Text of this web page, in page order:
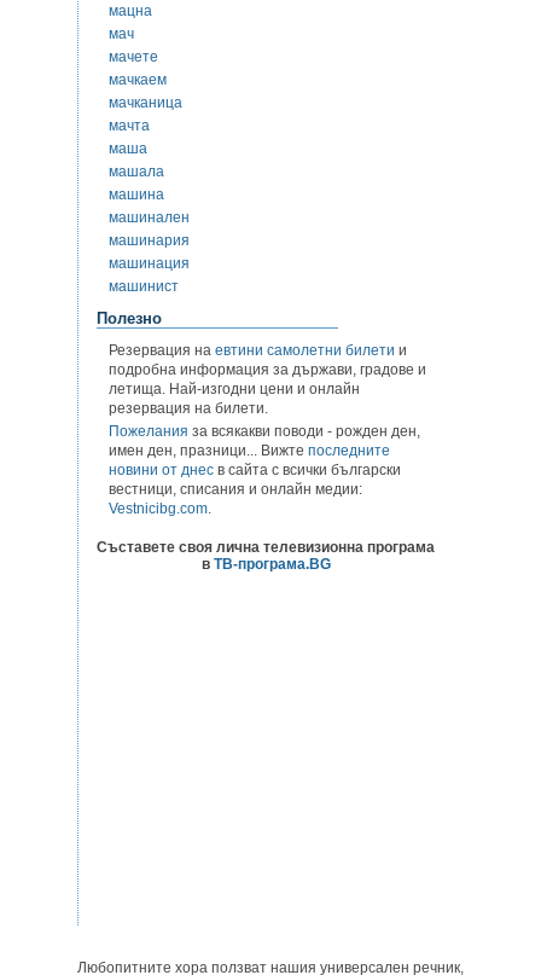
мацна
мач
мачете
мачкаем
мачканица
мачта
маша
машала
машина
машинален
машинария
машинация
машинист
Полезно
Резервация на евтини самолетни билети и
подробна информация за държави, градове и
летища. Най-изгодни цени и онлайн
резервация на билети.
Пожелания за всякакви поводи - рожден ден,
имен ден, празници... Вижте последните
новини от днес в сайта с всички български
вестници, списания и онлайн медии:
Vestnicibg.com.
Съставете своя лична телевизионна програма
в ТВ-програма.BG
Любопитните хора ползват нашия универсален речник,